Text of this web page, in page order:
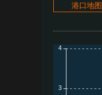
港口地图